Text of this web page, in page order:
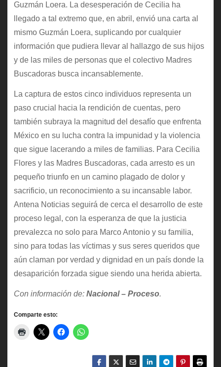
Guzmán Loera. La desesperación de Cecilia ha
llegado a tal extremo que, en abril, envió una carta al
mismo Guzmán Loera, suplicando por cualquier
información que pudiera llevar al hallazgo de sus hijos
y de las miles de personas que el colectivo Madres
Buscadoras busca incansablemente.
La captura de estos cinco individuos representa un
paso crucial hacia la rendición de cuentas, pero
también subraya la magnitud del desafío que enfrenta
México en su lucha contra la impunidad y la violencia
que sigue lacerando a miles de familias. Para Cecilia
Flores y las Madres Buscadoras, cada arresto es un
pequeño triunfo en un camino plagado de dolor y
sacrificio, un reconocimiento a su incansable labor.
Antena Noticias seguirá de cerca el desarrollo de este
proceso legal, con la esperanza de que la justicia
prevalezca no solo para Marco Antonio y su familia,
sino para todas las víctimas y sus seres queridos que
aún claman por verdad y dignidad en un país donde la
desaparición forzada sigue siendo una herida abierta.
Con información de: Nacional – Proceso.
Comparte esto: